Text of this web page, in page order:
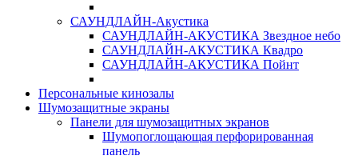
САУНДЛАЙН-Акустика
САУНДЛАЙН-АКУСТИКА Звездное небо
САУНДЛАЙН-АКУСТИКА Квадро
САУНДЛАЙН-АКУСТИКА Пойнт
Персональные кинозалы
Шумозащитные экраны
Панели для шумозащитных экранов
Шумопоглощающая перфорированная
панель